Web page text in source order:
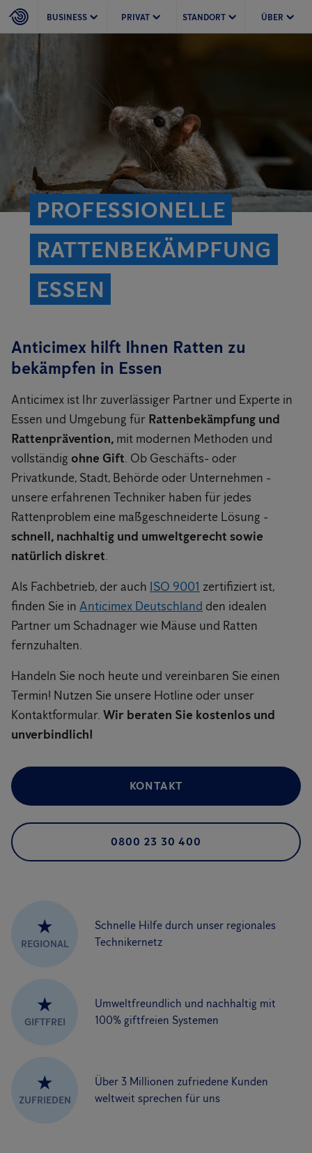
BUSINESS PRIVAT STANDORT ÜBER
PROFESSIONELLE
RATTEN­BEKÄMPFUNG
ESSEN
Anticimex hilft Ihnen Ratten zu
bekämpfen in Essen
Anticimex ist Ihr zuverlässiger Partner und Experte in
Essen und Umgebung für Rattenbekämpfung und
Rattenprävention, mit modernen Methoden und
vollständig ohne Gift. Ob Geschäfts- oder
Privatkunde, Stadt, Behörde oder Unternehmen -
unsere erfahrenen Techniker haben für jedes
Rattenproblem eine maßgeschneiderte Lösung -
schnell, nachhaltig und umweltgerecht sowie
natürlich diskret.
Als Fachbetrieb, der auch ISO 9001 zertifiziert ist,
finden Sie in Anticimex Deutschland den idealen
Partner um Schadnager wie Mäuse und Ratten
fernzuhalten.
Handeln Sie noch heute und vereinbaren Sie einen
Termin! Nutzen Sie unsere Hotline oder unser
Kontaktformular. Wir beraten Sie kostenlos und
unverbindlich!
KONTAKT
0800 23 30 400
★
REGIONAL
Schnelle Hilfe durch unser regionales
Technikernetz
★
GIFTFREI
Umweltfreundlich und nachhaltig mit
100% giftfreien Systemen
★
ZUFRIEDEN
Über 3 Millionen zufriedene Kunden
weltweit sprechen für uns